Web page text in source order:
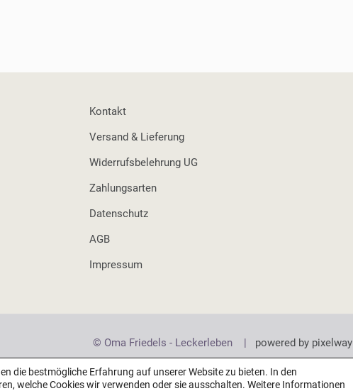
Kontakt
Versand & Lieferung
Widerrufsbelehrung UG
Zahlungsarten
Datenschutz
AGB
Impressum
© Oma Friedels - Leckerleben | powered by pixelway
die bestmögliche Erfahrung auf unserer Website zu bieten. In den
welche Cookies wir verwenden oder sie ausschalten. Weitere Informationen